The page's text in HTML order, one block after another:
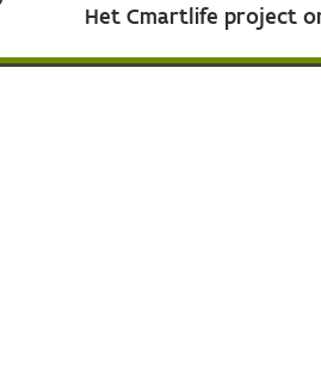
Het Cmartlife project